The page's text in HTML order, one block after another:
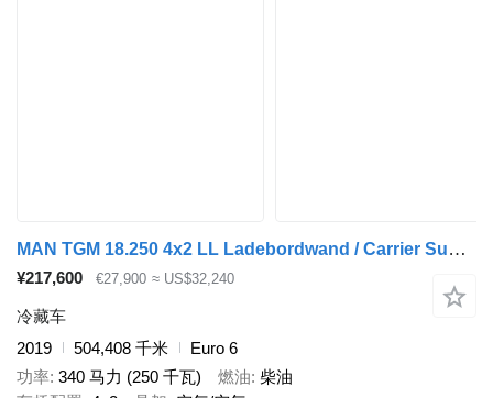
MAN TGM 18.250 4x2 LL Ladebordwand / Carrier Supra 850
¥217,600 €27,900 ≈ US$32,240
冷藏车
2019
504,408 千米
Euro 6
功率 340 马力 (250 千瓦) 燃油 柴油